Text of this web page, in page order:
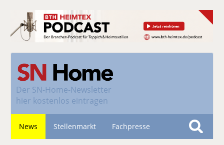
Der SN-Home-Newsletter
hier kostenlos eintragen
News Stellenmarkt Fachpresse
S